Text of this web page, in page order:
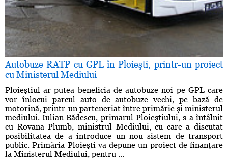
Autobuze RATP cu GPL în Ploieşti, printr-un proiect
cu Ministerul Mediului
Ploieştiul ar putea beneficia de autobuze noi pe GPL care
vor înlocui parcul auto de autobuze vechi, pe bază de
motorină, printr-un parteneriat între primărie şi ministerul
mediului. Iulian Bădescu, primarul Ploieştiului, s-a întâlnit
cu Rovana Plumb, ministrul Mediului, cu care a discutat
posibilitatea de a introduce un nou sistem de transport
public. Primăria Ploieşti va depune un proiect de finanţare
la Ministerul Mediului, pentru ...